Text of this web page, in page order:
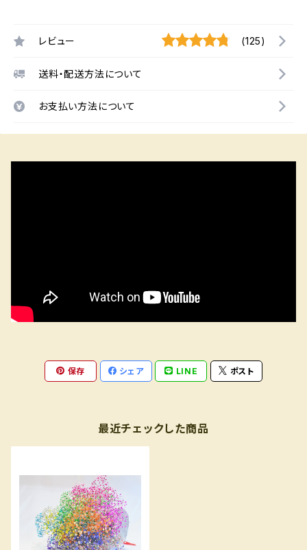
レビュー (125)
送料・配送方法について
お支払い方法について
保存 シェア LINE ポスト
最近チェックした商品